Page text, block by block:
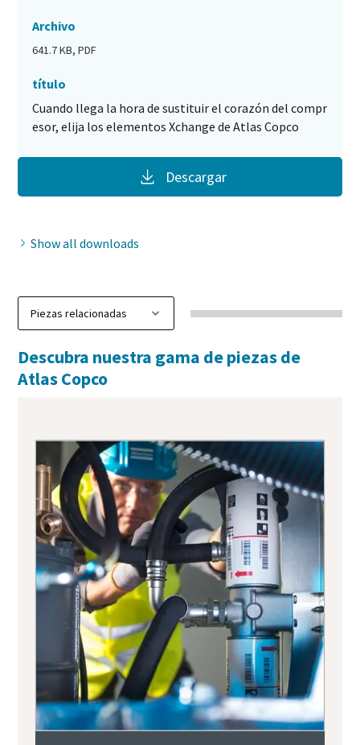
Archivo
641.7 KB, PDF
título
Cuando llega la hora de sustituir el corazón del compr
esor, elija los elementos Xchange de Atlas Copco
Descargar
Show all downloads
Descubra nuestra gama de piezas de
Atlas Copco